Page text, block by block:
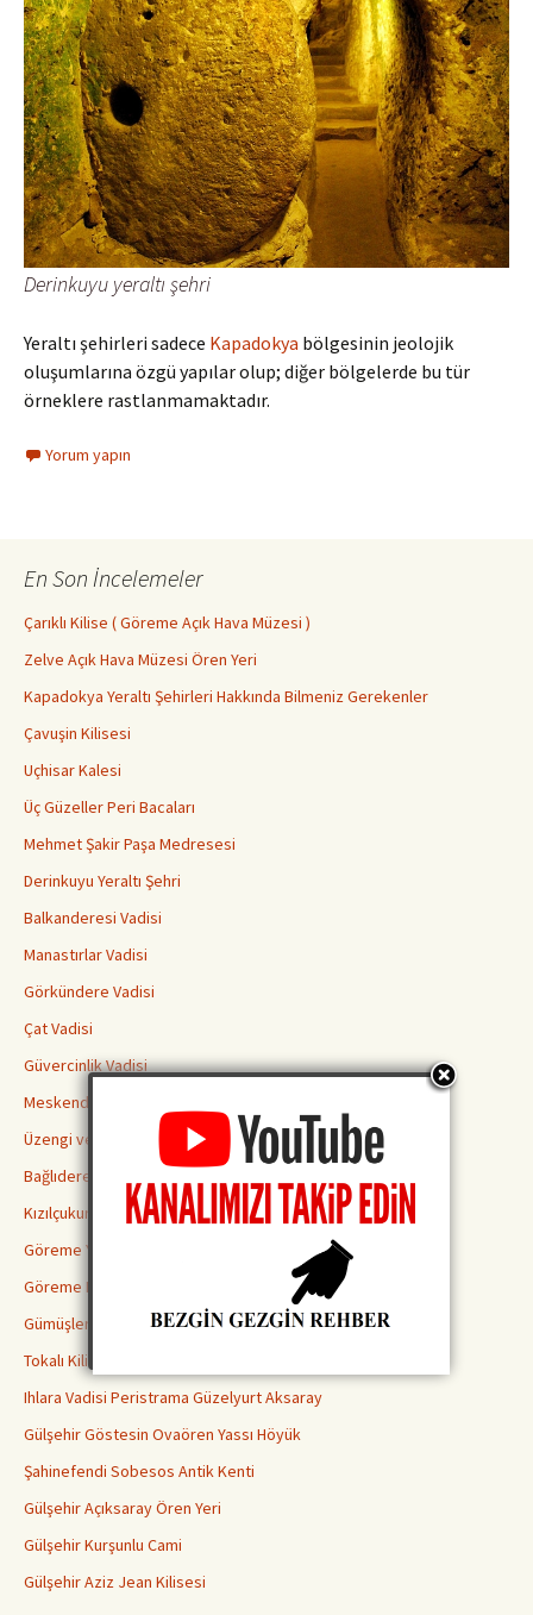
Derinkuyu yeraltı şehri
Yeraltı şehirleri sadece Kapadokya bölgesinin jeolojik
oluşumlarına özgü yapılar olup; diğer bölgelerde bu tür
örneklere rastlanmamaktadır.
Yorum yapın
En Son İncelemeler
Çarıklı Kilise ( Göreme Açık Hava Müzesi )
Zelve Açık Hava Müzesi Ören Yeri
Kapadokya Yeraltı Şehirleri Hakkında Bilmeniz Gerekenler
Çavuşin Kilisesi
Uçhisar Kalesi
Üç Güzeller Peri Bacaları
Mehmet Şakir Paşa Medresesi
Derinkuyu Yeraltı Şehri
Balkanderesi Vadisi
Manastırlar Vadisi
Görkündere Vadisi
Çat Vadisi
Güvercinlik Vadisi
Meskendir Vadisi
Üzengi ve Gomeda Vadileri
Bağlıdere Aşk Vadisi
Kızılçukur Vadisi Ortahisar
Göreme Yılanlı Kilisesi
Göreme Karanlık Kilise
Gümüşler Manastırı Niğde
Tokalı Kilise Göreme
Ihlara Vadisi Peristrama Güzelyurt Aksaray
Gülşehir Göstesin Ovaören Yassı Höyük
Şahinefendi Sobesos Antik Kenti
Gülşehir Açıksaray Ören Yeri
Gülşehir Kurşunlu Cami
Gülşehir Aziz Jean Kilisesi